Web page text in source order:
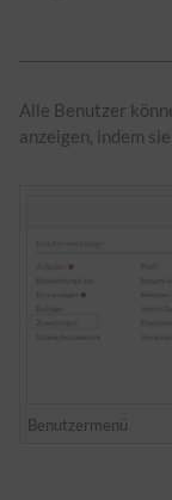
Alle Benutzer
anzeigen, indem
Benutzermenü